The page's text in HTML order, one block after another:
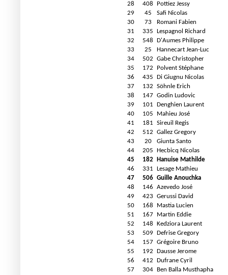
28
408
Pottiez Jessy
29
45
Safi Nicolas
30
73
Romani Fabien
31
335
Lespagnol Richard
32
548
D'Aumes Philippe
33
25
Hannecart Jean-Luc
34
502
Gabe Christopher
35
172
Polvent Stéphane
36
435
Di Giugnu Nicolas
37
132
Söhnle Erich
38
147 Godin Ludovic
39
101
Denghien Laurent
40
105
Mahieu José
41
181
Sireuil Regis
42
512
Gallez Gregory
43
20
Giunta Santo
44
205
Hecbicq Nicolas
45
182
Hanuise Mathilde
46
331
Lesage Mathieu
47
506 Guille Anouchka
48
146
Azevedo José
49
423
Gerussi David
50
168
Mastia Lucien
51
167
Martin Eddie
52
148
Kedziora Laurent
53
509
Defrise Gregory
54
157 Grégoire Bruno
55
192
Dausse Jerome
56
412
Dufrane Cyril
57
304
Ben Balla Musthapha